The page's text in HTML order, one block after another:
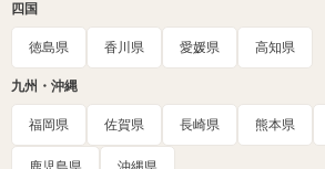
四国
徳島県 香川県 愛媛県 高知県
九州・沖縄
福岡県 佐賀県 長崎県 熊本県